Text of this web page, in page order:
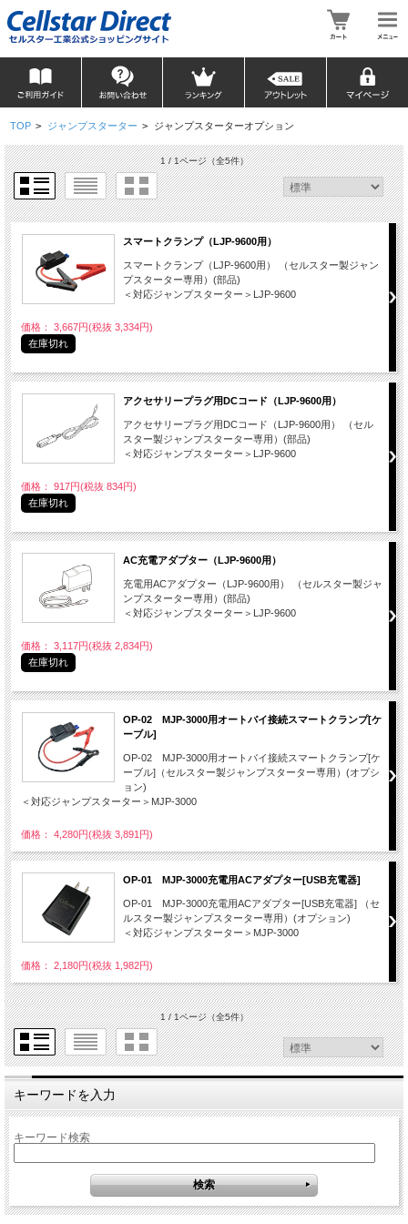
TOP > ジャンプスターター > ジャンプスターターオプション
1 / 1ページ（全5件）
スマートクランプ（LJP-9600用）
スマートクランプ（LJP-9600用） （セルスター製ジャン
プスターター専用）(部品)
＜対応ジャンプスターター＞LJP-9600
価格： 3,667円(税抜 3,334円)
在庫切れ
アクセサリープラグ用DCコード（LJP-9600用）
アクセサリープラグ用DCコード（LJP-9600用） （セル
スター製ジャンプスターター専用）(部品)
＜対応ジャンプスターター＞LJP-9600
価格： 917円(税抜 834円)
在庫切れ
AC充電アダプター（LJP-9600用）
充電用ACアダプター（LJP-9600用） （セルスター製ジャ
ンプスターター専用）(部品)
＜対応ジャンプスターター＞LJP-9600
価格： 3,117円(税抜 2,834円)
在庫切れ
OP-02 MJP-3000用オートバイ接続スマートクランプ[ケ
ーブル]
OP-02 MJP-3000用オートバイ接続スマートクランプ[ケ
ーブル]（セルスター製ジャンプスターター専用）(オプシ
ョン)
＜対応ジャンプスターター＞MJP-3000
価格： 4,280円(税抜 3,891円)
OP-01 MJP-3000充電用ACアダプター[USB充電器]
OP-01 MJP-3000充電用ACアダプター[USB充電器] （セ
ルスター製ジャンプスターター専用）(オプション)
＜対応ジャンプスターター＞MJP-3000
価格： 2,180円(税抜 1,982円)
1 / 1ページ（全5件）
キーワードを入力
キーワード検索